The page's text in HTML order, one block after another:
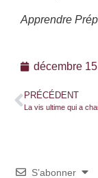
Apprendre
décembre
PRÉCÉDENT
La vis ultime qui a
S’abonner